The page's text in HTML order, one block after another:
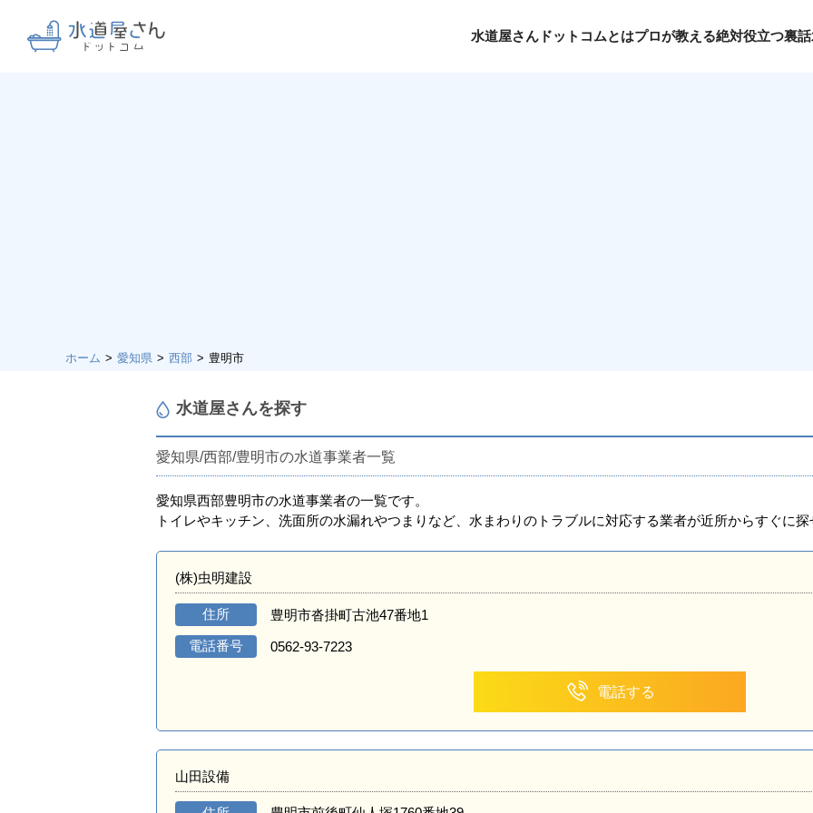
水道屋さんドットコムとはプロが教える絶対役立つ裏話
ホーム 愛知県 西部 豊明市
水道屋さんを探す
愛知県/西部/豊明市の水道事業者一覧
愛知県西部豊明市の水道事業者の一覧です。
トイレやキッチン、洗面所の水漏れやつまりなど、水まわりのトラブルに対応する業者が近所からすぐに
(株)虫明建設
住所 豊明市沓掛町古池47番地1
電話番号 0562-93-7223
電話する
山田設備